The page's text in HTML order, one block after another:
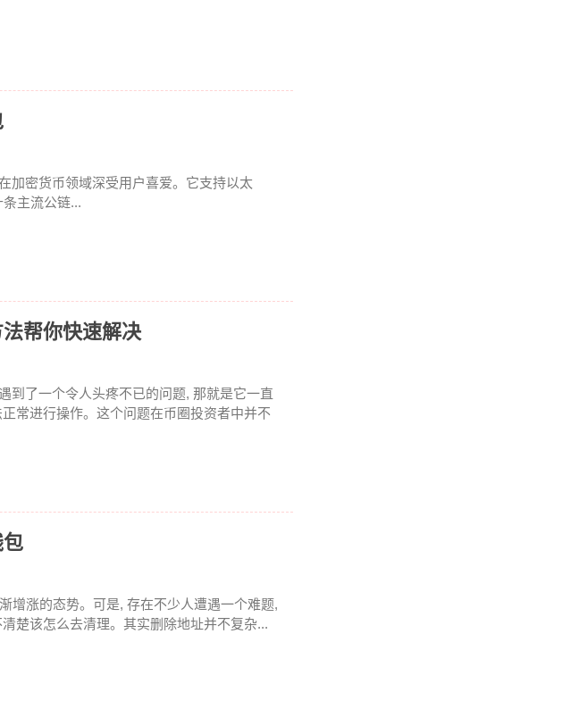
加密货币领域深受用户喜爱。它支持以太
主流公链...
帮你快速解决
到了一个令人头疼不已的问题, 那就是它一直
常进行操作。这个问题在币圈投资者中并不
增涨的态势。可是, 存在不少人遭遇一个难题,
楚该怎么去清理。其实删除地址并不复杂...